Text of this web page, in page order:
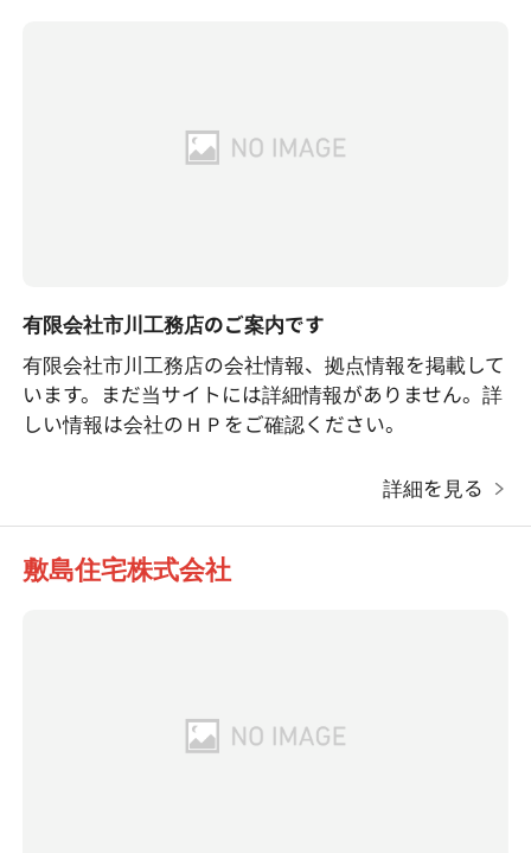
有限会社市川工務店のご案内です
有限会社市川工務店の会社情報、拠点情報を掲載して
います。まだ当サイトには詳細情報がありません。詳
しい情報は会社のＨＰをご確認ください。
詳細を見る
敷島住宅株式会社